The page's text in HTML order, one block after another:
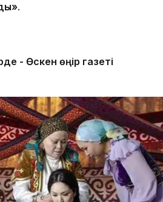
.
- Өскен өңір газеті